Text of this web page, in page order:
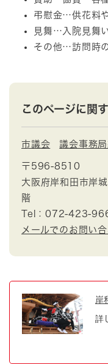
弔慰金…供花料
見舞…入院見舞
その他…訪問時
このページに関
市議会 議会事務
〒596-8510
大阪府岸和田市岸
階
Tel：072-423-
メールでのお問い
岸
詳